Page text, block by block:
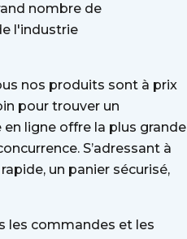
nombre de
l'industrie
nos produits sont à prix
pour trouver un
ligne offre la plus grande
S’adressant à
un panier sécurisé,
les commandes et les